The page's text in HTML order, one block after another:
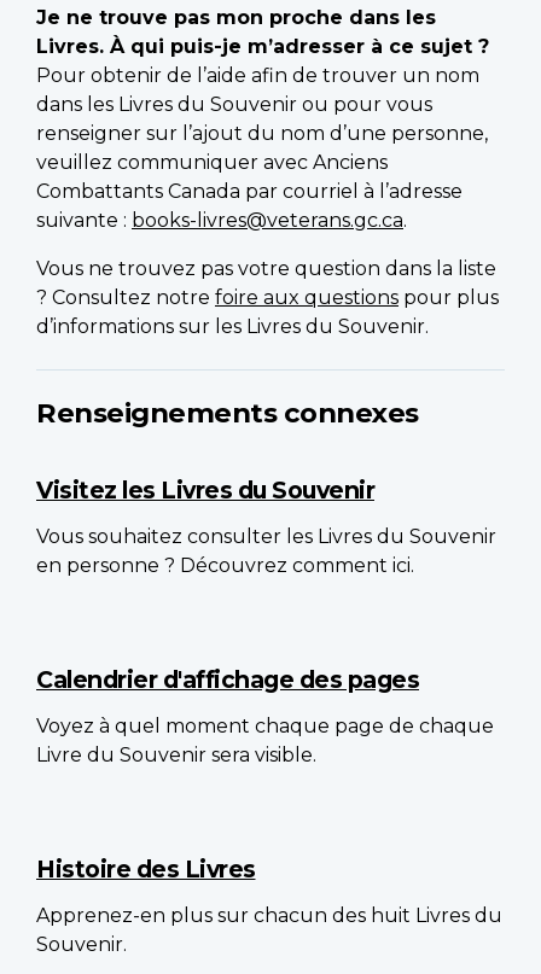
Je ne trouve pas mon proche dans les
Livres. À qui puis-je m’adresser à ce sujet ?
Pour obtenir de l’aide afin de trouver un nom
dans les Livres du Souvenir ou pour vous
renseigner sur l’ajout du nom d’une personne,
veuillez communiquer avec Anciens
Combattants Canada par courriel à l’adresse
suivante : books-livres@veterans.gc.ca.
Vous ne trouvez pas votre question dans la liste
? Consultez notre foire aux questions pour plus
d’informations sur les Livres du Souvenir.
Renseignements connexes
Visitez les Livres du Souvenir
Vous souhaitez consulter les Livres du Souvenir
en personne ? Découvrez comment ici.
Calendrier d'affichage des pages
Voyez à quel moment chaque page de chaque
Livre du Souvenir sera visible.
Histoire des Livres
Apprenez-en plus sur chacun des huit Livres du
Souvenir.